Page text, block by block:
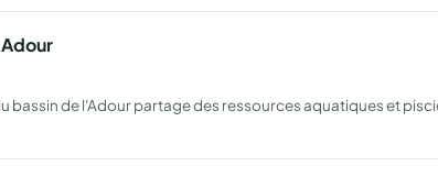
bassin de l'Adour partage des ressources aquatiques et